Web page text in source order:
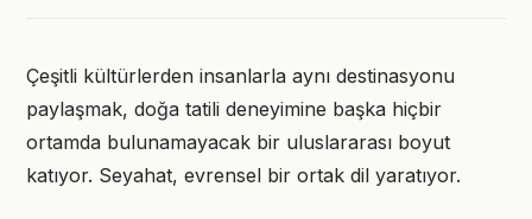
Çeşitli kültürlerden insanlarla aynı destinasyonu
paylaşmak, doğa tatili deneyimine başka hiçbir
ortamda bulunamayacak bir uluslararası boyut
katıyor. Seyahat, evrensel bir ortak dil yaratıyor.